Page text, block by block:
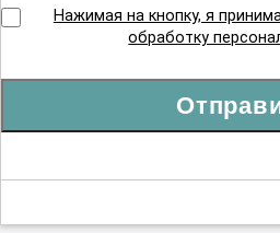
Нажимая на кнопку, я
обработку